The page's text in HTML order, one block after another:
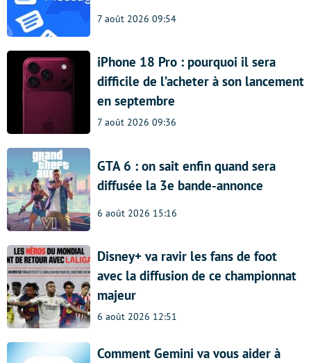
7 août 2026 09:54
iPhone 18 Pro : pourquoi il sera
difficile de l’acheter à son lancement
en septembre
7 août 2026 09:36
GTA 6 : on sait enfin quand sera
diffusée la 3e bande-annonce
6 août 2026 15:16
Disney+ va ravir les fans de foot
avec la diffusion de ce championnat
majeur
6 août 2026 12:51
Comment Gemini va vous aider à